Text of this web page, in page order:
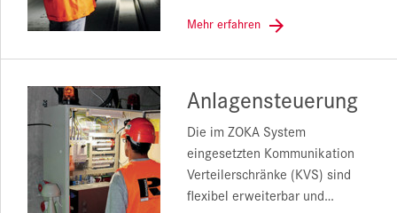
Mehr erfahren
Anlagensteuerung
Die im ZOKA System
eingesetzten Kommunikation
Verteilerschränke (KVS) sind
flexibel erweiterbar und…